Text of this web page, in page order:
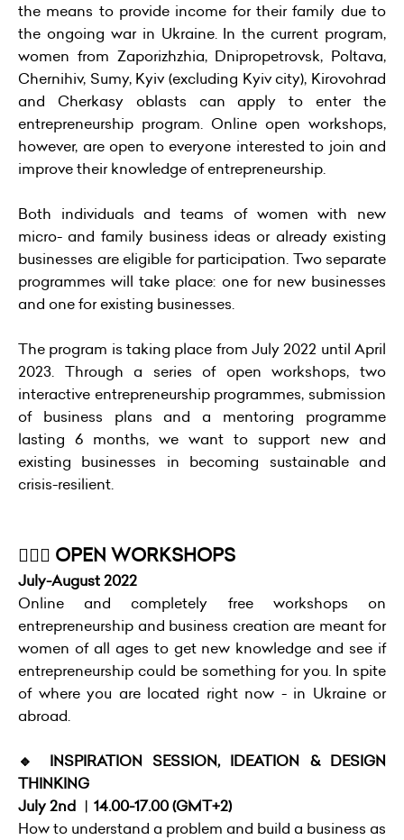
the means to provide income for their family due to
the ongoing war in Ukraine. In the current program,
women from Zaporizhzhia, Dnipropetrovsk, Poltava,
Chernihiv, Sumy, Kyiv (excluding Kyiv city), Kirovohrad
and Cherkasy oblasts can apply to enter the
entrepreneurship program. Online open workshops,
however, are open to everyone interested to join and
improve their knowledge of entrepreneurship.
Both individuals and teams of women with new
micro- and family business ideas or already existing
businesses are eligible for participation. Two separate
programmes will take place: one for new businesses
and one for existing businesses.
The program is taking place from July 2022 until April
2023. Through a series of open workshops, two
interactive entrepreneurship programmes, submission
of business plans and a mentoring programme
lasting 6 months, we want to support new and
existing businesses in becoming sustainable and
crisis-resilient.
💁🏻‍♀️ OPEN WORKSHOPS
July-August 2022
Online and completely free workshops on
entrepreneurship and business creation are meant for
women of all ages to get new knowledge and see if
entrepreneurship could be something for you. In spite
of where you are located right now - in Ukraine or
abroad.
🔹 INSPIRATION SESSION, IDEATION & DESIGN
THINKING
July 2nd ︱14.00-17.00 (GMT+2)
How to understand a problem and build a business as